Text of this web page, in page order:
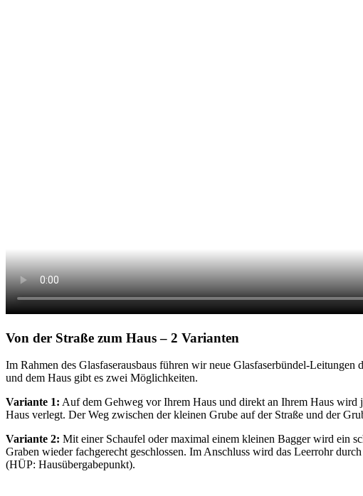
Von der Straße zum Haus – 2 Varianten
Im Rahmen des Glasfaserausbaus führen wir neue Glasfaserbündel-
und dem Haus gibt es zwei Möglichkeiten.
Variante 1: Auf dem Gehweg vor Ihrem Haus und direkt an Ihrem Haus wird
Haus verlegt. Der Weg zwischen der kleinen Grube auf der Straße und der
Variante 2: Mit einer Schaufel oder maximal einem kleinen Bagger wird ein
Graben wieder fachgerecht geschlossen. Im Anschluss wird das Leerrohr
(HÜP: Hausübergabepunkt).